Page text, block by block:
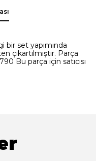
bir set yapımında
çıkartılmıştır. Parça
Bu parça için satıcısı